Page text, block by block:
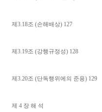
제3.18조 (손해배상) 127
제3.19조 (강행규정성) 128
제3.20조 (단독행위에의 준용) 129
제 4 장 해 석